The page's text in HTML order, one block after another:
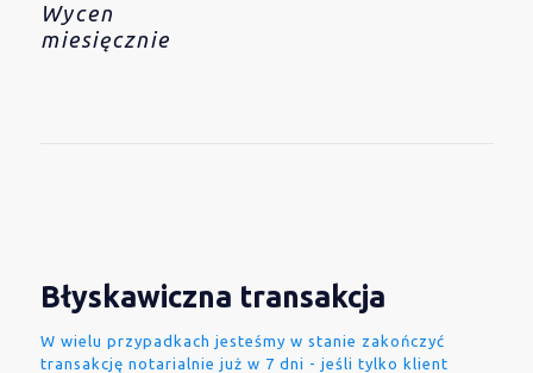
Wycen
miesięcznie
Błyskawiczna transakcja
W wielu przypadkach jesteśmy w stanie zakończyć
transakcję notarialnie już w 7 dni - jeśli tylko klient